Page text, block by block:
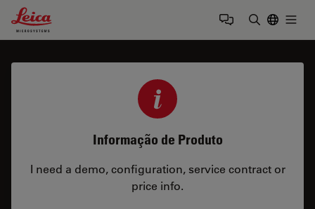
Leica Microsystems Logo
Informação de Produto
I need a demo, configuration, service contract or
price info.